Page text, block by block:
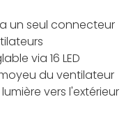
un seul connecteur
via 16 LED
du ventilateur
vers l'extérieur